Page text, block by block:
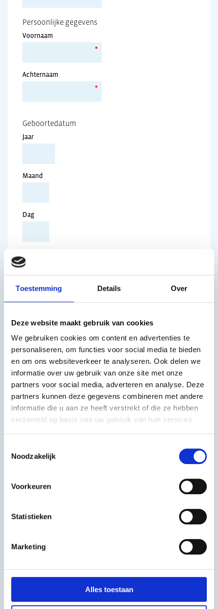
Toestemming Details Over
Deze website maakt gebruik van cookies
We gebruiken cookies om content en advertenties te
personaliseren, om functies voor social media te bieden
en om ons websiteverkeer te analyseren. Ook delen we
informatie over uw gebruik van onze site met onze
partners voor social media, adverteren en analyse. Deze
partners kunnen deze gegevens combineren met andere
informatie die u aan ze heeft verstrekt of die ze hebben
verzameld op basis van uw gebruik van hun services.
Noodzakelijk
Voorkeuren
Statistieken
Marketing
Alles toestaan
Persoonlijke gegevens
Voornaam
Achternaam
Geboortedatum
Jaar
Maand
Dag
E-mailadres
Vul je e-mailadres in zodat we contact met je
kunnen opnemen.
Telefoonnummer
Het telefoonnummer is niet verplicht.
Nummer en evt. toevoeging
Postcode
Vul je vraag of opmerking in.
Ja ik heb het privacy statement gelezen